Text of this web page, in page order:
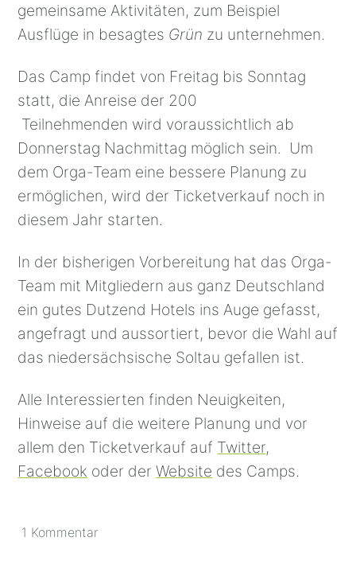
gemeinsame Aktivitäten, zum Beispiel
Ausflüge in besagtes Grün zu unternehmen.
Das Camp findet von Freitag bis Sonntag
statt, die Anreise der 200
Teilnehmenden wird voraussichtlich ab
Donnerstag Nachmittag möglich sein. Um
dem Orga-Team eine bessere Planung zu
ermöglichen, wird der Ticketverkauf noch in
diesem Jahr starten.
In der bisherigen Vorbereitung hat das Orga-
Team mit Mitgliedern aus ganz Deutschland
ein gutes Dutzend Hotels ins Auge gefasst,
angefragt und aussortiert, bevor die Wahl auf
das niedersächsische Soltau gefallen ist.
Alle Interessierten finden Neuigkeiten,
Hinweise auf die weitere Planung und vor
allem den Ticketverkauf auf Twitter,
Facebook oder derWebsite des Camps.
1 Kommentar